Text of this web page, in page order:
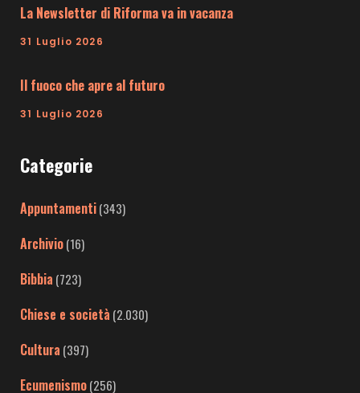
La Newsletter di Riforma va in vacanza
31 Luglio 2026
Il fuoco che apre al futuro
31 Luglio 2026
Categorie
Appuntamenti(343)
Archivio(16)
Bibbia (723)
Chiese e società (2.030)
Cultura (397)
Ecumenismo(256)